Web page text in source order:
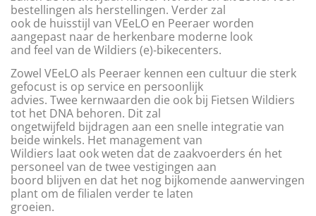
bestellingen als herstellingen. Verder zal
ook de huisstijl van VEeLO en Peeraer worden
aangepast naar de herkenbare moderne look
and feel van de Wildiers (e)-bikecenters.
Zowel VEeLO als Peeraer kennen een cultuur die sterk
gefocust is op service en persoonlijk
advies. Twee kernwaarden die ook bij Fietsen Wildiers
tot het DNA behoren. Dit zal
ongetwijfeld bijdragen aan een snelle integratie van
beide winkels. Het management van
Wildiers laat ook weten dat de zaakvoerders én het
personeel van de twee vestigingen aan
boord blijven en dat het nog bijkomende aanwervingen
plant om de filialen verder te laten
groeien.